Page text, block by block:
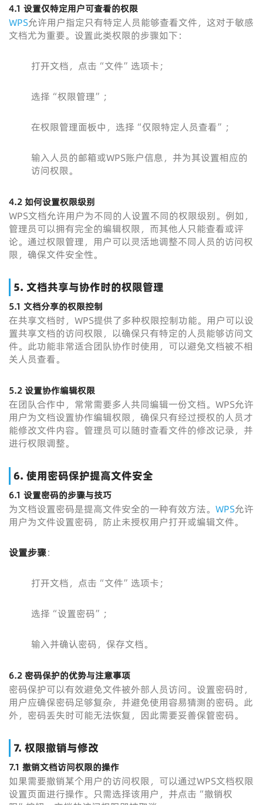
4.1 设置仅特定用户可查看的权限
WPS允许用户指定只有特定人员能够查看文件，这对于敏感
文档尤为重要。设置此类权限的步骤如下：
打开文档，点击“文件”选项卡；
选择“权限管理”；
在权限管理面板中，选择“仅限特定人员查看”；
输入人员的邮箱或WPS账户信息，并为其设置相应的
访问权限。
4.2 如何设置权限级别
WPS文档允许用户为不同的人设置不同的权限级别。例如，
管理员可以拥有完全的编辑权限，而其他人只能查看或评
论。通过权限管理，用户可以灵活地调整不同人员的访问权
限，确保文件安全性。
5. 文档共享与协作时的权限管理
5.1 文档分享的权限控制
在共享文档时，WPS提供了多种权限控制功能。用户可以设
置共享文档的访问权限，以确保只有特定的人员能够访问文
件。此功能非常适合团队协作时使用，可以避免文档被不相
关人员查看。
5.2设置协作编辑权限
在团队合作中，常常需要多人共同编辑一份文档。WPS允许
用户为文档设置协作编辑权限，确保只有经过授权的人员才
能修改文件内容。管理员可以随时查看文件的修改记录，并
进行权限调整。
6. 使用密码保护提高文件安全
6.1 设置密码的步骤与技巧
为文档设置密码是提高文件安全的一种有效方法。 WPS允许
用户为文件设置密码，防止未授权用户打开或编辑文件。
设置步骤：
打开文档，点击“文件”选项卡；
选择“设置密码”；
输入并确认密码，保存文档。
6.2密码保护的优势与注意事项
密码保护可以有效避免文件被外部人员访问。设置密码时，
用户应确保密码足够复杂，并避免使用容易猜测的密码。此
外，密码丢失时可能无法恢复，因此需要妥善保管密码。
7. 权限撤销与修改
7.1 撤销文档访问权限的操作
如果需要撤销某个用户的访问权限，可以通过WPS文档权限
设置页面进行操作。只需选择该用户，并点击“撤销权